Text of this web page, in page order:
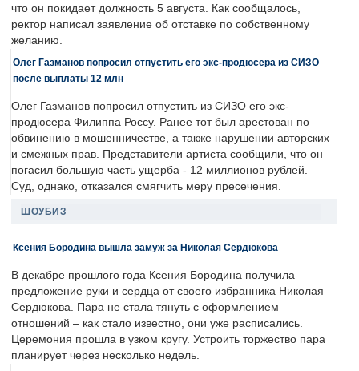
что он покидает должность 5 августа. Как сообщалось,
ректор написал заявление об отставке по собственному
желанию.
Олег Газманов попросил отпустить его экс-продюсера из СИЗО
после выплаты 12 млн
Олег Газманов попросил отпустить из СИЗО его экс-
продюсера Филиппа Россу. Ранее тот был арестован по
обвинению в мошенничестве, а также нарушении авторских
и смежных прав. Представители артиста сообщили, что он
погасил большую часть ущерба - 12 миллионов рублей.
Суд, однако, отказался смягчить меру пресечения.
ШОУБИЗ
Ксения Бородина вышла замуж за Николая Сердюкова
В декабре прошлого года Ксения Бородина получила
предложение руки и сердца от своего избранника Николая
Сердюкова. Пара не стала тянуть с оформлением
отношений – как стало известно, они уже расписались.
Церемония прошла в узком кругу. Устроить торжество пара
планирует через несколько недель.